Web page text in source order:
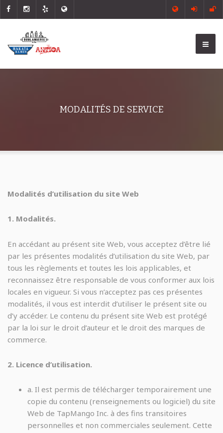
MODALITÉS DE SERVICE
Modalités d’utilisation du site Web
1. Modalités.
En accédant au présent site Web, vous acceptez d’être lié
par les présentes modalités d’utilisation du site Web, par
tous les règlements et toutes les lois applicables, et
reconnaissez être responsable de vous conformer aux lois
locales en vigueur. Si vous n’acceptez pas ces présentes
modalités, il vous est interdit d’utiliser le présent site ou
d’y accéder. Le contenu du présent site Web est protégé
par la loi sur le droit d’auteur et le droit des marques de
commerce.
2. Licence d’utilisation.
a. Il est permis de télécharger temporairement une
copie du contenu (renseignements ou logiciel) du site
Web de TapMango Inc. à des fins transitoires
personnelles et non commerciales seulement. Cette